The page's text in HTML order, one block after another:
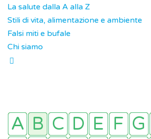
La salute dalla A alla Z
Stili di vita, alimentazione e ambiente
Falsi miti e bufale
Chi siamo